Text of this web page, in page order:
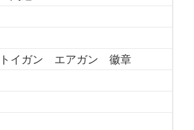
イガン エアガン 徽章